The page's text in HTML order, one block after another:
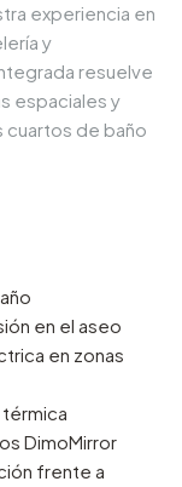
experiencia en
y
resuelve
espaciales y
cuartos de baño
en el aseo
en zonas
DimoMirror
frente a